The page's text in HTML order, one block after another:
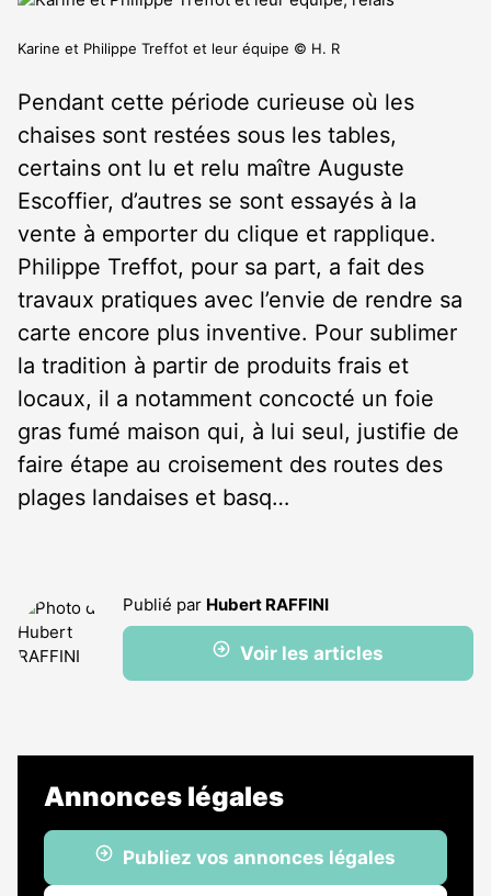
Karine et Philippe Treffot et leur équipe © H. R
Pendant cette période curieuse où les
chaises sont restées sous les tables,
certains ont lu et relu maître Auguste
Escoffier, d’autres se sont essayés à la
vente à emporter du clique et rapplique.
Philippe Treffot, pour sa part, a fait des
travaux pratiques avec l’envie de rendre sa
carte encore plus inventive. Pour sublimer
la tradition à partir de produits frais et
locaux, il a notamment concocté un foie
gras fumé maison qui, à lui seul, justifie de
faire étape au croisement des routes des
plages landaises et basq…
Publié par Hubert RAFFINI
Voir les articles
Annonces légales
Publiez vos annonces légales